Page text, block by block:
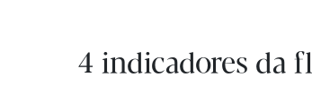
4 indicadores da